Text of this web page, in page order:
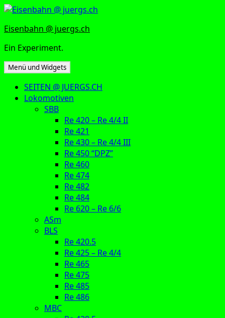
Zum
springen
Eisenbahn @ juergs.ch
Ein Experiment.
Menü und Widgets
SEITEN @ JUERGS.CH
Lokomotiven
SBB
Re 420 – Re 4/4 II
Re 421
Re 430 – Re 4/4 III
Re 450 “DPZ”
Re 460
Re 474
Re 482
Re 484
Re 620 – Re 6/6
ASm
BLS
Re 420.5
Re 425 – Re 4/4
Re 465
Re 475
Re 485
Re 486
MBC